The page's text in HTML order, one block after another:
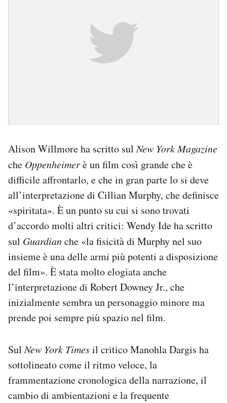
Alison Willmore ha scritto sulNew York Magazine
che Oppenheimerè un film così grande che è
difficile affrontarlo, e che in gran parte lo si deve
all’interpretazione di Cillian Murphy, che definisce
«spiritata». È un punto su cui si sono trovati
d’accordo molti altri critici: Wendy Ide ha scritto
sul Guardianche «la fisicità di Murphy nel suo
insieme è una delle armi più potenti a disposizione
del film». È stata molto elogiata anche
l’interpretazione di Robert Downey Jr., che
inizialmente sembra un personaggio minore ma
prende poi sempre più spazio nel film.
SulNew York Timesil critico Manohla Dargis ha
sottolineato come il ritmo veloce, la
frammentazione cronologica della narrazione, il
cambio di ambientazioni e la frequente